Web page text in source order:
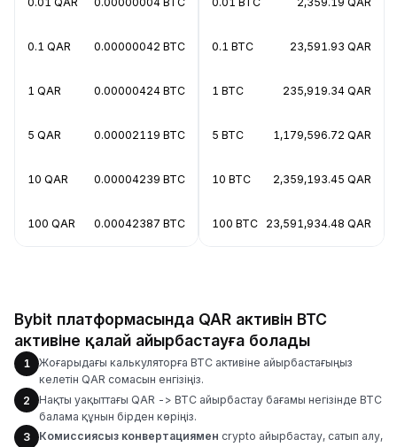
0.1 QAR 0.00000042 BTC
1 QAR 0.00000424 BTC
5 QAR 0.00002119 BTC
10 QAR 0.00004239 BTC
100 QAR 0.00042387 BTC
0.1 BTC 23,591.93 QAR
1 BTC 235,919.34 QAR
5 BTC 1,179,596.72 QAR
10 BTC 2,359,193.45 QAR
100 BTC 23,591,934.48 QAR
Bybit платформасында QAR активін BTC
активіне қалай айырбастауға болады
1
Жоғарыдағы калькуляторға BTC активіне айырбастағыңыз
келетін QAR сомасын енгізіңіз.
2
Нақты уақыттағы QAR -> BTC айырбастау бағамы негізінде BTC
балама құнын бірден көріңіз.
3
Комиссиясыз конвертациямен crypto айырбастау, сатып алу,